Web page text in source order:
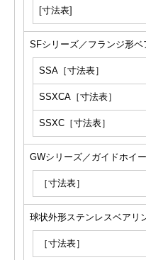
[寸法表]
SFシリーズ／フランジ形ベ
SSA［寸法表］
SSXCA［寸法表］
SSXC［寸法表］
GWシリーズ／ガイドホイ
［寸法表］
球状外形ステンレスベアリ
［寸法表］